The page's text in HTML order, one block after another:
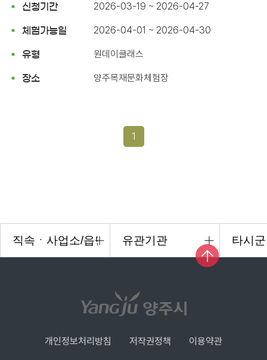
신청기간 2026-03-19 ~ 2026-04-27
체험가능일 2026-04-01 ~ 2026-04-30
유형 원데이클래스
장소 양주목재문화체험장
1
개인정보처리방침 저작권정책 이용약관